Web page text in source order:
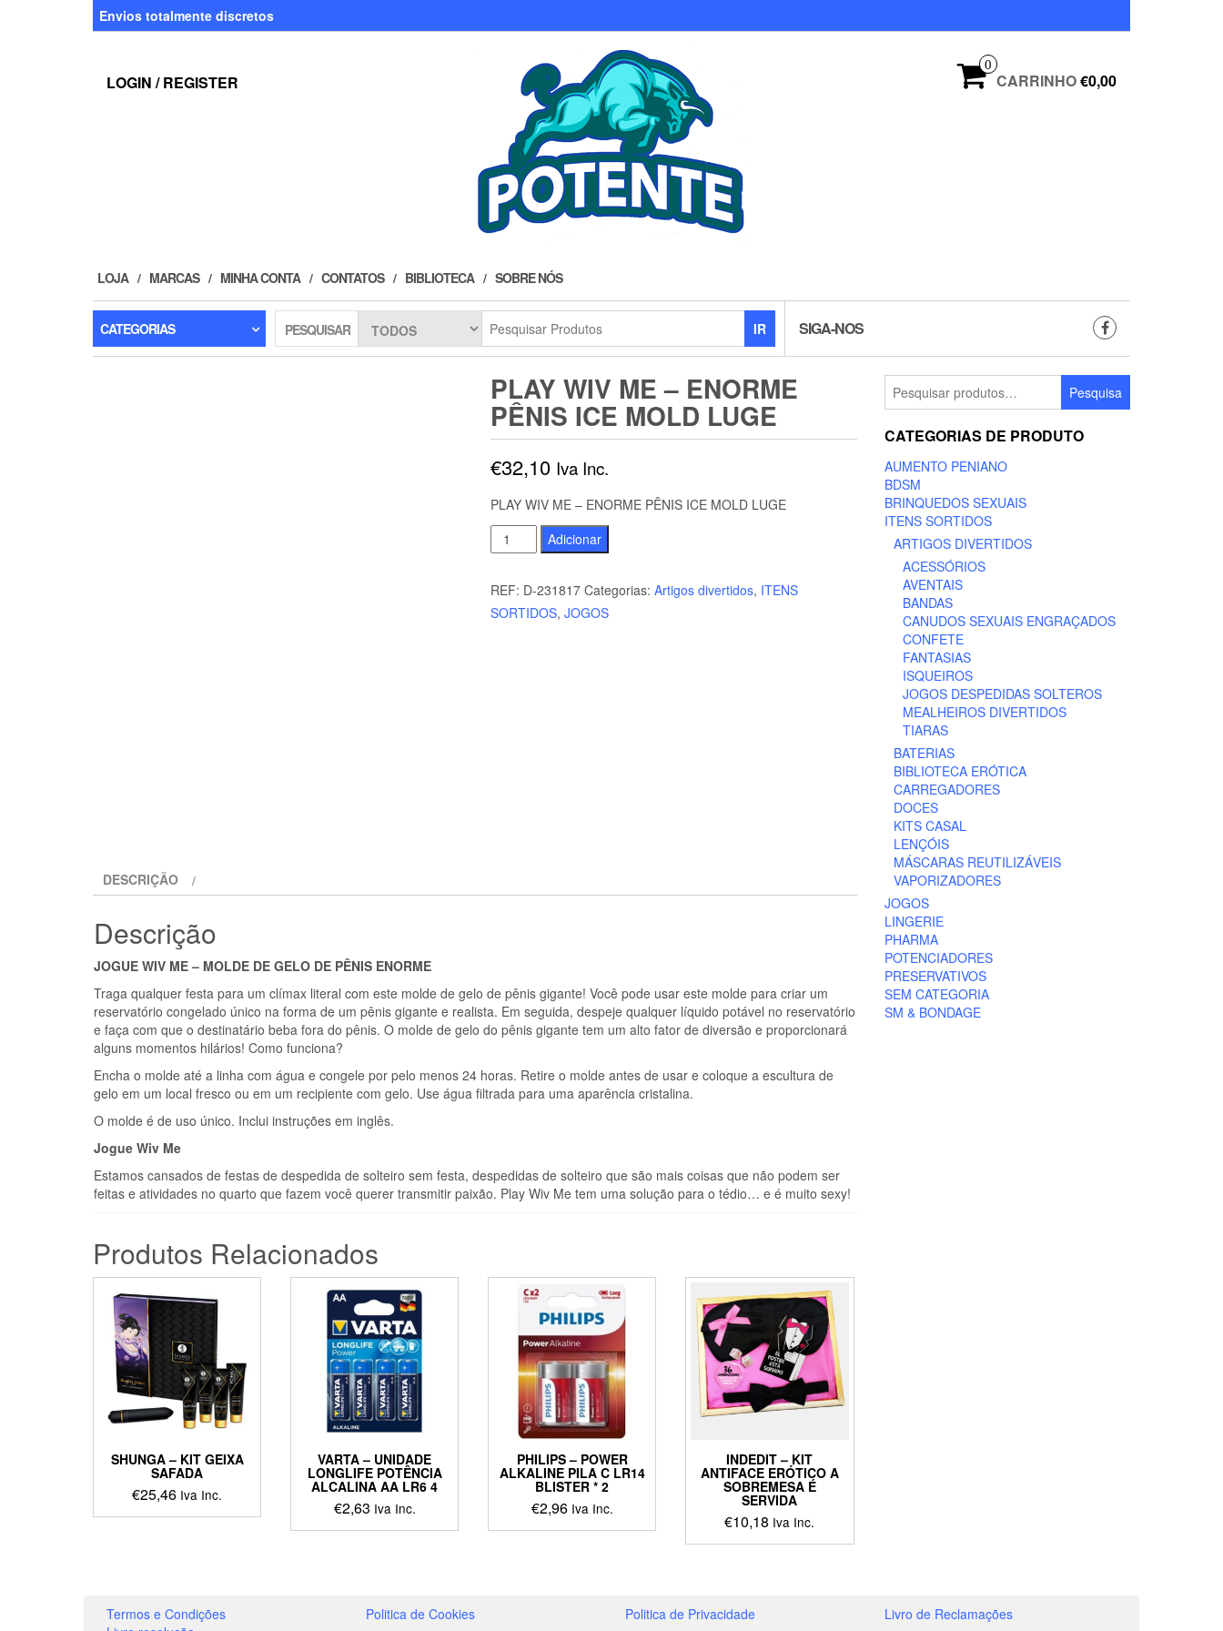
Envios totalmente discretos
LOGIN / REGISTER
0
CARRINHO€0,00
LOJA MARCAS MINHA CONTA CONTATOS BIBLIOTECA SOBRE NÓS
CATEGORIAS PESQUISAR IR SIGA-NOS
PLAY WIV ME – ENORME
PÊNIS ICE MOLD LUGE
€32,10 Iva Inc.
PLAY WIV ME – ENORME PÊNIS ICE MOLD LUGE
Quantidade
de
PLAY
WIV
Adicionar
REF: D-231817 Categorias: Artigos divertidos, ITENS
SORTIDOS, JOGOS
DESCRIÇÃO
Descrição
JOGUE WIV ME – MOLDE DE GELO DE PÊNIS ENORME
Traga qualquer festa para um clímax literal com este molde de gelo de pênis gigante! Você pode usar este molde para criar um
reservatório congelado único na forma de um pênis gigante e realista. Em seguida, despeje qualquer líquido potável no reservatório
e faça com que o destinatário beba fora do pênis. O molde de gelo do pênis gigante tem um alto fator de diversão e proporcionará
alguns momentos hilários! Como funciona?
Encha o molde até a linha com água e congele por pelo menos 24 horas. Retire o molde antes de usar e coloque a escultura de
gelo em um local fresco ou em um recipiente com gelo. Use água filtrada para uma aparência cristalina.
O molde é de uso único. Inclui instruções em inglês.
Jogue Wiv Me
Estamos cansados de festas de despedida de solteiro sem festa, despedidas de solteiro que são mais coisas que não podem ser
feitas e atividades no quarto que fazem você querer transmitir paixão. Play Wiv Me tem uma solução para o tédio… e é muito sexy!
Produtos Relacionados
SHUNGA – KIT GEIXA
SAFADA
€25,46 Iva Inc.
VARTA – UNIDADE
LONGLIFE POTÊNCIA
ALCALINA AA LR6 4
€2,63 Iva Inc.
This
variants.
The
PHILIPS – POWER
ALKALINE PILA C LR14
BLISTER * 2
€2,96 Iva Inc.
INDEDIT – KIT
ANTIFACE ERÓTICO A
SOBREMESA É
SERVIDA
€10,18 Iva Inc.
Pesquisar
por:
Pesquisa
CATEGORIAS DE PRODUTO
AUMENTO PENIANO
BDSM
BRINQUEDOS SEXUAIS
ITENS SORTIDOS
ARTIGOS DIVERTIDOS
ACESSÓRIOS
AVENTAIS
BANDAS
CANUDOS SEXUAIS ENGRAÇADOS
CONFETE
FANTASIAS
ISQUEIROS
JOGOS DESPEDIDAS SOLTEROS
MEALHEIROS DIVERTIDOS
TIARAS
BATERIAS
BIBLIOTECA ERÓTICA
CARREGADORES
DOCES
KITS CASAL
LENÇÓIS
MÁSCARAS REUTILIZÁVEIS
VAPORIZADORES
JOGOS
LINGERIE
PHARMA
POTENCIADORES
PRESERVATIVOS
SEM CATEGORIA
SM & BONDAGE
Termos e Condições
Politica de Cookies Politica de Privacidade Livro de Reclamações